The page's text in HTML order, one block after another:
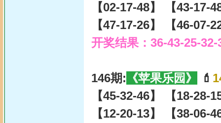
【02-17-48】 【43-17-
【47-17-26】 【46-07-
开奖结果：36-43-25-
146期: 《苹果乐园》 💄
【45-32-46】 【18-28-
【12-20-13】 【38-06-